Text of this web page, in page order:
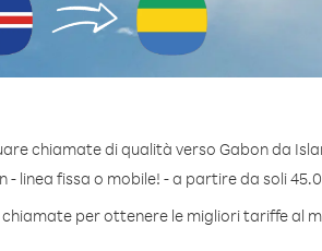
chiamate di qualità verso Gabon da
- linea fissa o mobile! - a partire da soli
per ottenere le migliori tariffe al